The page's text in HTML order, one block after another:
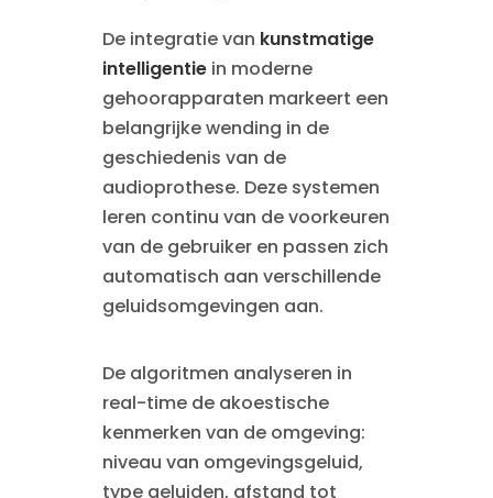
De integratie van kunstmatige
intelligentiein moderne
gehoorapparaten markeert een
belangrijke wending in de
geschiedenis van de
audioprothese. Deze systemen
leren continu van de voorkeuren
van de gebruiker en passen zich
automatisch aan verschillende
geluidsomgevingen aan.
De algoritmen analyseren in
real-time de akoestische
kenmerken van de omgeving:
niveau van omgevingsgeluid,
type geluiden, afstand tot